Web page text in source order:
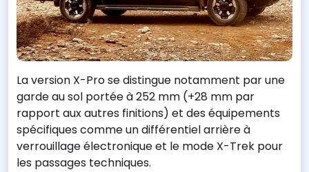
La version X-Pro se distingue notamment par une
garde au sol portée à 252 mm (+28 mm par
rapport aux autres finitions) et des équipements
spécifiques comme un différentiel arrière à
verrouillage électronique et le mode X-Trek pour
les passages techniques.